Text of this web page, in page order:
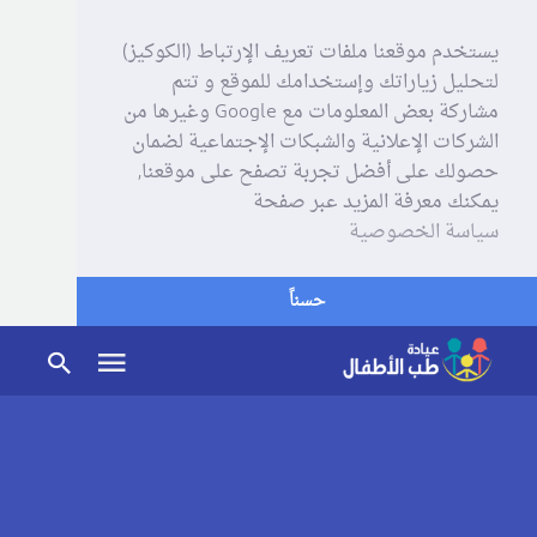
يستخدم موقعنا ملفات تعريف الإرتباط (الكوكيز)
لتحليل زياراتك وإستخدامك للموقع و تتم
مشاركة بعض المعلومات مع Google وغيرها من
الشركات الإعلانية والشبكات الإجتماعية لضمان
حصولك على أفضل تجربة تصفح على موقعنا,
يمكنك معرفة المزيد عبر صفحة
سياسة الخصوصية
حسناً